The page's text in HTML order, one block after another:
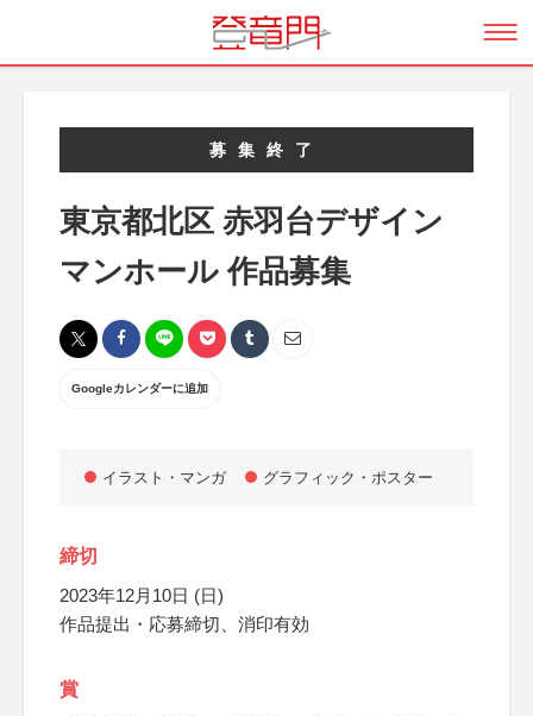
募集終了
東京都北区 赤羽台デザイン
マンホール 作品募集
Googleカレンダーに追加
イラスト・マンガ グラフィック・ポスター
締切
2023年12月10日 (日)
作品提出・応募締切、消印有効
賞